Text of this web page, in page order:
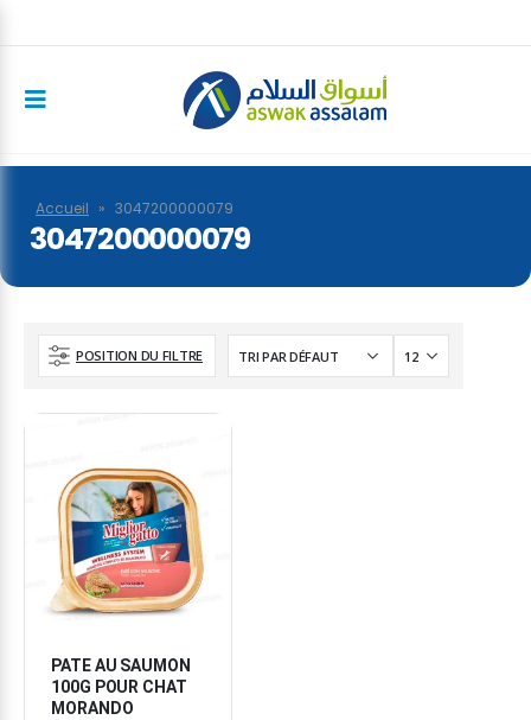
Accueil » 3047200000079
3047200000079
POSITION DU FILTRE
PATE AU SAUMON
100G POUR CHAT
MORANDO